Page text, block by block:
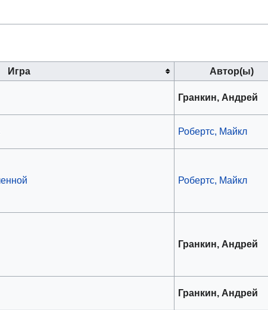
Игра Автор(ы)
Гранкин, Андрей
Робертс, Майкл
Робертс, Майкл
Гранкин, Андрей
Гранкин, Андрей